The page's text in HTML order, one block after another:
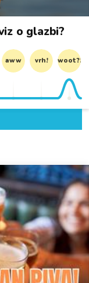
o glazbi?
aww vrh! woot?!